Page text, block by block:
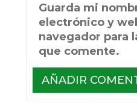
Guarda mi
electrónico y
navegador para
que comente.